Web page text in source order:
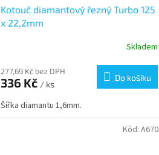
Kotouč diamantový řezný Turbo 125
x 22,2mm
Skladem
277,69 Kč bez DPH
336 Kč / ks
Do košíku
Šířka diamantu 1,6mm.
Kód: A670